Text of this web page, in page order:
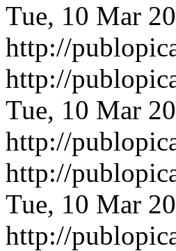
Tue, 10 Mar
http://
http://
Tue, 10 Mar
http://
http://
Tue, 10 Mar
http://